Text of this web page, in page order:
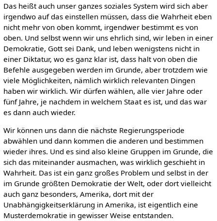
Das heißt auch unser ganzes soziales System wird sich aber
irgendwo auf das einstellen müssen, dass die Wahrheit eben
nicht mehr von oben kommt, irgendwer bestimmt es von
oben. Und selbst wenn wir uns ehrlich sind, wir leben in einer
Demokratie, Gott sei Dank, und leben wenigstens nicht in
einer Diktatur, wo es ganz klar ist, dass halt von oben die
Befehle ausgegeben werden im Grunde, aber trotzdem wie
viele Möglichkeiten, nämlich wirklich relevanten Dingen
haben wir wirklich. Wir dürfen wählen, alle vier Jahre oder
fünf Jahre, je nachdem in welchem Staat es ist, und das war
es dann auch wieder.
Wir können uns dann die nächste Regierungsperiode
abwählen und dann kommen die anderen und bestimmen
wieder ihres. Und es sind also kleine Gruppen im Grunde, die
sich das miteinander ausmachen, was wirklich geschieht in
Wahrheit. Das ist ein ganz großes Problem und selbst in der
im Grunde größten Demokratie der Welt, oder dort vielleicht
auch ganz besonders, Amerika, dort mit der
Unabhängigkeitserklärung in Amerika, ist eigentlich eine
Musterdemokratie in gewisser Weise entstanden.